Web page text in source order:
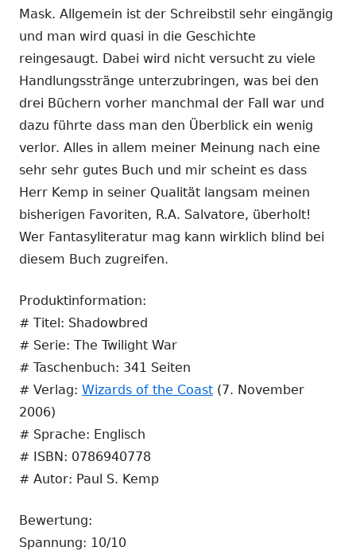
Mask. Allgemein ist der Schreibstil sehr eingängig
und man wird quasi in die Geschichte
reingesaugt. Dabei wird nicht versucht zu viele
Handlungsstränge unterzubringen, was bei den
drei Büchern vorher manchmal der Fall war und
dazu führte dass man den Überblick ein wenig
verlor. Alles in allem meiner Meinung nach eine
sehr sehr gutes Buch und mir scheint es dass
Herr Kemp in seiner Qualität langsam meinen
bisherigen Favoriten, R.A. Salvatore, überholt!
Wer Fantasyliteratur mag kann wirklich blind bei
diesem Buch zugreifen.
Produktinformation:
# Titel: Shadowbred
# Serie: The Twilight War
# Taschenbuch: 341 Seiten
# Verlag: Wizards of the Coast (7. November
2006)
# Sprache: Englisch
# ISBN: 0786940778
# Autor: Paul S. Kemp
Bewertung:
Spannung: 10/10